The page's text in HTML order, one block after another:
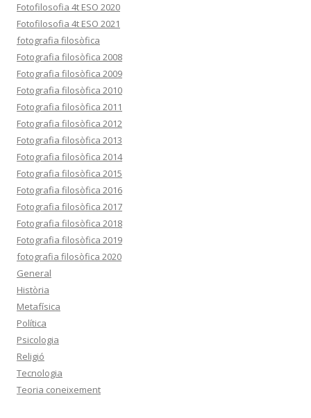
Fotofilosofia 4t ESO 2020
Fotofilosofia 4t ESO 2021
fotografia filosòfica
Fotografia filosòfica 2008
Fotografia filosòfica 2009
Fotografia filosòfica 2010
Fotografia filosòfica 2011
Fotografia filosòfica 2012
Fotografia filosòfica 2013
Fotografia filosòfica 2014
Fotografia filosòfica 2015
Fotografia filosòfica 2016
Fotografia filosòfica 2017
Fotografia filosòfica 2018
Fotografia filosòfica 2019
fotografia filosòfica 2020
General
Història
Metafísica
Política
Psicologia
Religió
Tecnologia
Teoria coneixement